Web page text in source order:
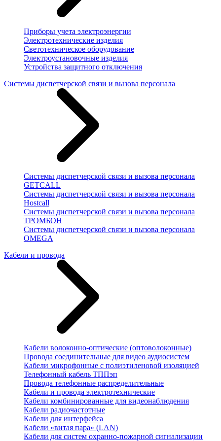
Приборы учета электроэнергии
Электротехнические изделия
Светотехническое оборудование
Электроустановочные изделия
Устройства защитного отключения
Системы диспетчерской связи и вызова персонала
Системы диспетчерской связи и вызова персонала
GETCALL
Системы диспетчерской связи и вызова персонала
Hostcall
Системы диспетчерской связи и вызова персонала
ТРОМБОН
Системы диспетчерской связи и вызова персонала
OMEGA
Кабели и провода
Кабели волоконно-оптические (оптоволоконные)
Провода соединительные для видео аудиосистем
Кабели микрофонные с полиэтиленовой изоляцией
Телефонный кабель ТППэп
Провода телефонные распределительные
Кабели и провода электротехнические
Кабели комбинированные для видеонаблюдения
Кабели радиочастотные
Кабели для интерфейса
Кабели «витая пара» (LAN)
Кабели для систем охранно-пожарной сигнализации